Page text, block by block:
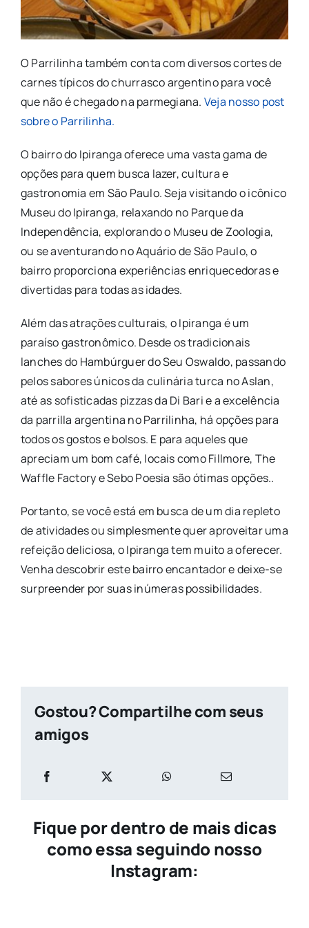
O Parrilinha também conta com diversos cortes de
carnes típicos do churrasco argentino para você
que não é chegado na parmegiana. Veja nosso post
sobre o Parrilinha.
O bairro do Ipiranga oferece uma vasta gama de
opções para quem busca lazer, cultura e
gastronomia em São Paulo. Seja visitando o icônico
Museu do Ipiranga, relaxando no Parque da
Independência, explorando o Museu de Zoologia,
ou se aventurando no Aquário de São Paulo, o
bairro proporciona experiências enriquecedoras e
divertidas para todas as idades.
Além das atrações culturais, o Ipiranga é um
paraíso gastronômico. Desde os tradicionais
lanches do Hambúrguer do Seu Oswaldo, passando
pelos sabores únicos da culinária turca no Aslan,
até as sofisticadas pizzas da Di Bari e a excelência
da parrilla argentina no Parrilinha, há opções para
todos os gostos e bolsos. E para aqueles que
apreciam um bom café, locais como Fillmore, The
Waffle Factory e Sebo Poesia são ótimas opções..
Portanto, se você está em busca de um dia repleto
de atividades ou simplesmente quer aproveitar uma
refeição deliciosa, o Ipiranga tem muito a oferecer.
Venha descobrir este bairro encantador e deixe-se
surpreender por suas inúmeras possibilidades.
Gostou? Compartilhe com seus
amigos
Fique por dentro de mais dicas
como essa seguindo nosso
Instagram: